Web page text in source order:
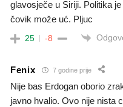
glavosječe u Siriji. Politika
čovik može uć. Pljuc
25 -8
Fenix 7 godine prije
Nije bas Erdogan oborio
javno hvalio. Ovo nije nista